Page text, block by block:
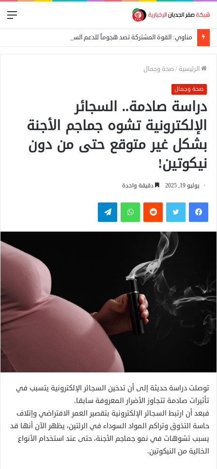
الرئيسية / صحة وجمال
صحة وجمال
دراسة صادمة.. السجائر
الإلكترونية تشوه جماجم الأجنة
بشكل غير متوقع حتى من دون
نيكوتين!
يوليو 19, 2025 دقيقة واحدة
فيسبوكتويتر واتساب تيلقرام
توصلت دراسة حديثة إلى أن تدخين السجائر الإلكترونية يتسبب في
تأثيرات صادمة تتجاوز الأضرار المعروفة سابقا.
فبعد أن ارتبط السجائر الإلكترونية بتقصير العمر الافتراضي وإتلاف
حاسة التذوق وتراكم المواد السوداء في الرئتين، يظهر الآن أنها قد
يسبب تشوهات في نمو جماجم الأجنة، حتى عند استخدام الأنواع
الخالية من النيكوتين.